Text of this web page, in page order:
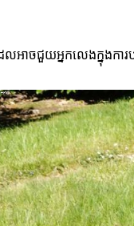
ាចជួយអ្នកលេងក្នុងការ